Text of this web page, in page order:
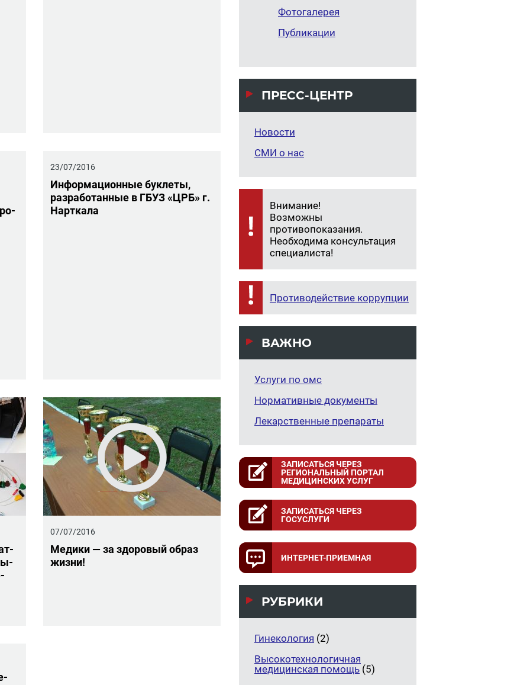
23/07/2016
Ин­фор­ма­ци­он­ные бук­ле­ты,
раз­ра­бо­тан­ные в ГБУЗ «ЦРБ» г.
Нарт­ка­ла
07/07/2016
Ме­ди­ки — за здо­ро­вый образ
жизни!
Фотогалерея
Публикации
ПРЕСС-ЦЕНТР
Новости
СМИ о нас
Внимание!
Возможны
противопоказания.
Необходима консультация
специалиста!
Противодействие коррупции
ВАЖНО
Услуги по омс
Нормативные документы
Лекарственные препараты
ЗАПИСАТЬСЯ ЧЕРЕЗ
РЕГИОНАЛЬНЫЙ ПОРТАЛ
МЕДИЦИНСКИХ УСЛУГ
ЗАПИСАТЬСЯ ЧЕРЕЗ
ГОСУСЛУГИ
ИНТЕРНЕТ-ПРИЕМНАЯ
РУБРИКИ
Гинекология (2)
Высокотехнологичная
медицинская помощь (5)